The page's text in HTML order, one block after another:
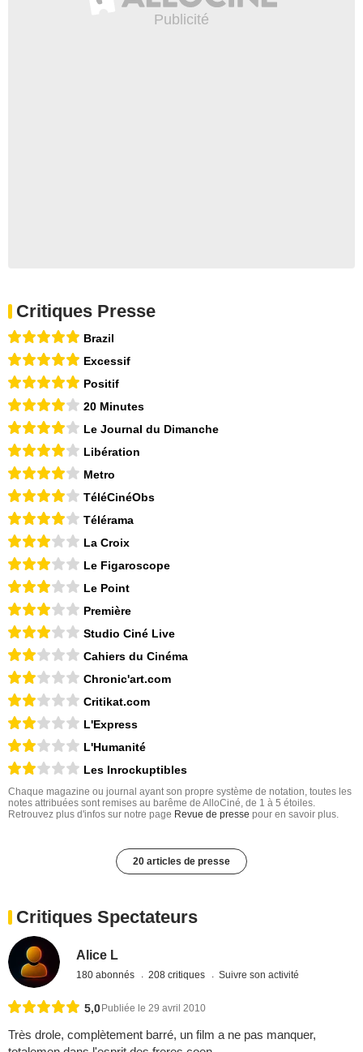
Critiques Presse
Brazil
Excessif
Positif
20 Minutes
Le Journal du Dimanche
Libération
Metro
TéléCinéObs
Télérama
La Croix
Le Figaroscope
Le Point
Première
Studio Ciné Live
Cahiers du Cinéma
Chronic'art.com
Critikat.com
L'Express
L'Humanité
Les Inrockuptibles
Chaque magazine ou journal ayant son propre système de notation, toutes les
notes attribuées sont remises au barême de AlloCiné, de 1 à 5 étoiles.
Retrouvez plus d'infos sur notre page Revue de presse pour en savoir plus.
20 articles de presse
Critiques Spectateurs
Alice L
180 abonnés 208 critiques Suivre son activité
5,0 Publiée le 29 avril 2010
Très drole, complètement barré, un film a ne pas manquer,